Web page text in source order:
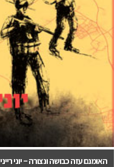
האומנם עזה כבושה ונצורה – יוני רייני